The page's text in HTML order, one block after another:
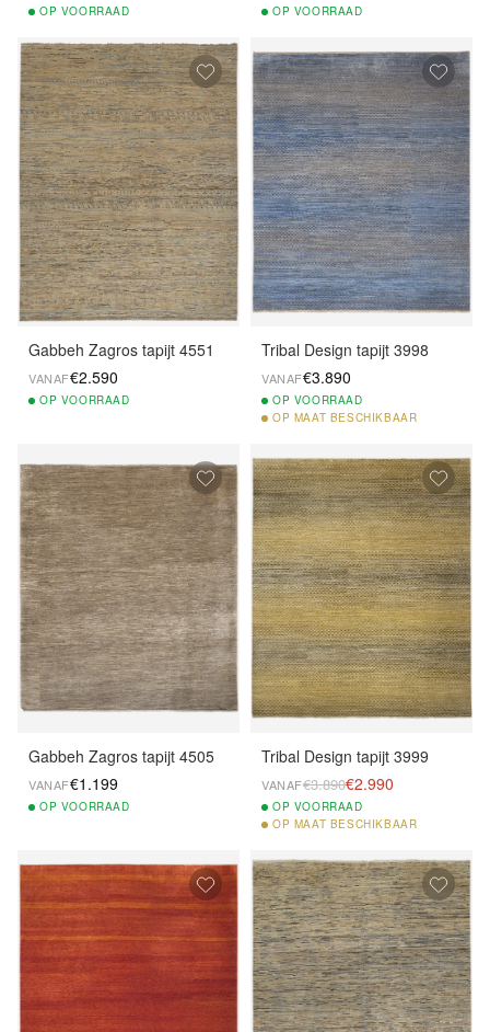
OP VOORRAAD OP VOORRAAD
Gabbeh Zagros tapijt 4551
VANAF€2.590
OP VOORRAAD
Tribal Design tapijt 3998
VANAF€3.890
OP VOORRAAD
OP MAAT BESCHIKBAAR
Gabbeh Zagros tapijt 4505
VANAF€1.199
OP VOORRAAD
Tribal Design tapijt 3999
VANAF€3.890€2.990
OP VOORRAAD
OP MAAT BESCHIKBAAR